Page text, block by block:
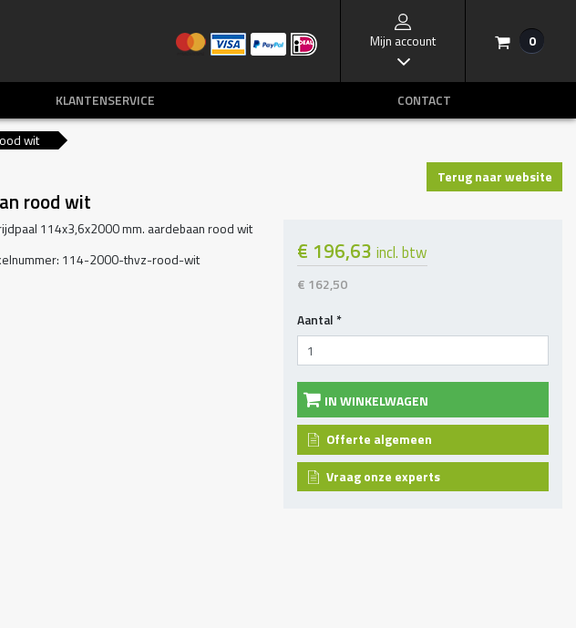
Mijn account
I
/ 0
KLANTENSERVICE CONTACT
wit
Terug naar website
rood wit
114x3,6x2000 mm. aardebaan rood wit
114-2000-thvz-rood-wit
€ 196,63 incl. btw
€ 162,50
Aantal*
IN WINKELWAGEN
Offerte algemeen
Vraag onze experts